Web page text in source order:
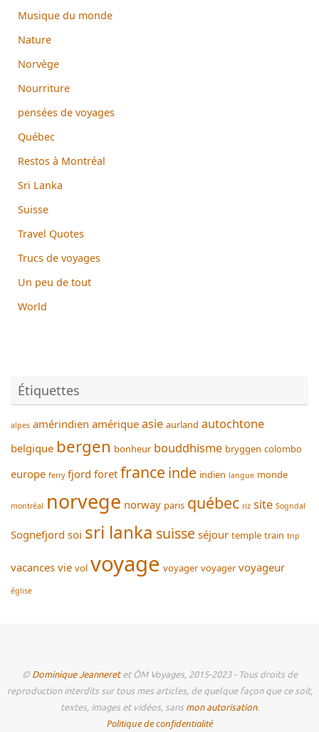
Musique du monde
Nature
Norvège
Nourriture
pensées de voyages
Québec
Restos à Montréal
Sri Lanka
Suisse
Travel Quotes
Trucs de voyages
Un peu de tout
World
Étiquettes
alpes amérindien amérique asie aurland autochtone
belgique bergen bonheur bouddhisme bryggen colombo
europe ferry fjord foret france inde indien langue monde
montréal norvege norway paris québec riz site Sogndal
Sognefjord soi sri lanka suisse séjour temple train trip
vacances vie vol voyage voyager voyager voyageur
église
© Dominique Jeanneretet ÔM Voyages, 2015-2023 - Tous droits de
reproduction interdits sur tous mes articles, de quelque façon que ce soit,
textes, images et vidéos, sans mon autorisation.
Politique de confidentialité